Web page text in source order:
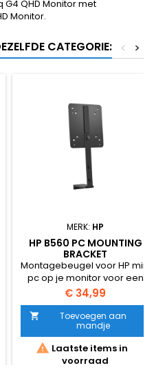
G4 QHD Monitor met
Monitor.
CATEGORIE: >
<
MERK: HP
HP B560 PC MOUNTING
BRACKET
Montagebeugel voor HP mini
pc op je monitor voor een
nette setup
Prijs
€ 34,99

Toevoegen aan
mandje
 Laatste items in
voorraad